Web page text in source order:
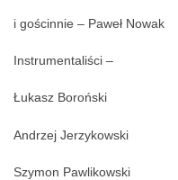
i gościnnie – Paweł Nowak
Instrumentaliści –
Łukasz Boroński
Andrzej Jerzykowski
Szymon Pawlikowski